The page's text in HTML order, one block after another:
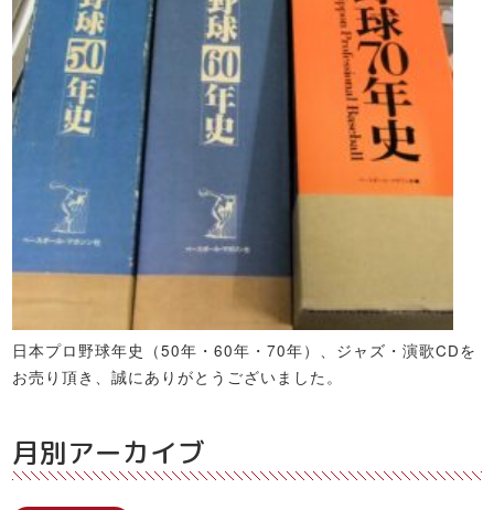
日本プロ野球年史（50年・60年・70年）、ジャズ・演歌CDを
お売り頂き、誠にありがとうございました。
月別アーカイブ